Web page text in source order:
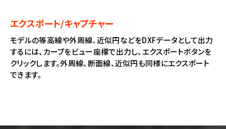
エクスポート/キャプチャー
モデルの等高線や外周線、近似円などをDXFデータとして出力
するには、カーブをビュー座標で出力し、エクスポートボタンを
クリックします。外周線、断面線、近似円も同様にエクスポート
できます。